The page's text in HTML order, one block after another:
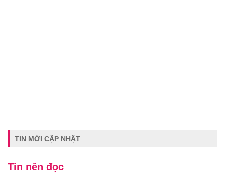
TIN MỚI CẬP NHẬT
Tin nên đọc